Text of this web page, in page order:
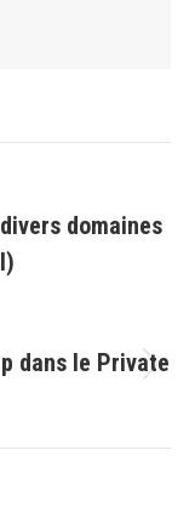
domaines
dans le Private